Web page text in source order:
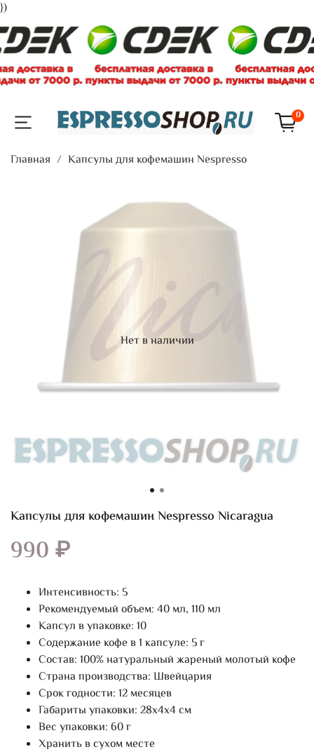
})
0
Главная Капсулы для кофемашин Nespresso
Нет в наличии
Капсулы для кофемашин Nespresso Nicaragua
990 ₽
Интенсивность: 5
Рекомендуемый объем: 40 мл, 110 мл
Капсул в упаковке: 10
Содержание кофе в 1 капсуле: 5 г
Состав: 100% натуральный жареный молотый кофе
Страна производства: Швейцария
Срок годности: 12 месяцев
Габариты упаковки: 28х4х4 см
Вес упаковки: 60 г
Хранить в сухом месте